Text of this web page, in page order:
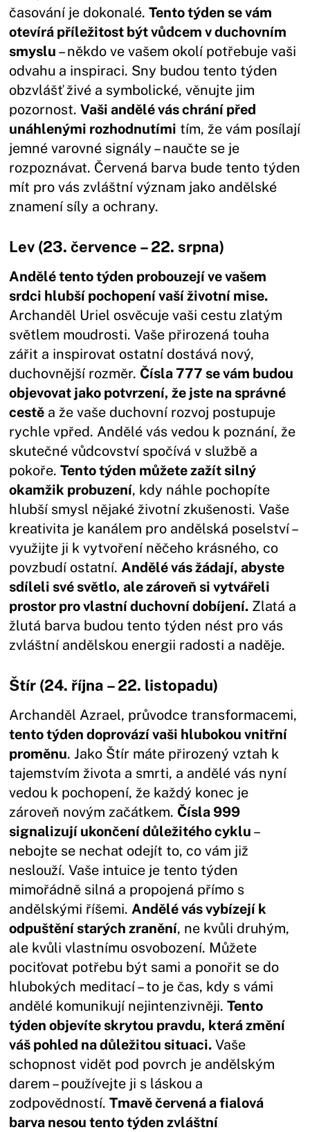
časování je dokonalé.Tento týden se vám
otevírá příležitost být vůdcem v duchovním
smyslu – někdo ve vašem okolí potřebuje vaši
odvahu a inspiraci. Sny budou tento týden
obzvlášť živé a symbolické, věnujte jim
pozornost.Vaši andělé vás chrání před
unáhlenými rozhodnutími tím, že vám posílají
jemné varovné signály – naučte se je
rozpoznávat. Červená barva bude tento týden
mít pro vás zvláštní význam jako andělské
znamení síly a ochrany.
Lev (23. července – 22. srpna)
Andělé tento týden probouzejí ve vašem
srdci hlubší pochopení vaší životní mise.
Archanděl Uriel osvěcuje vaši cestu zlatým
světlem moudrosti. Vaše přirozená touha
zářit a inspirovat ostatní dostává nový,
duchovnější rozměr. Čísla 777 se vám budou
objevovat jako potvrzení, že jste na správné
cestě a že vaše duchovní rozvoj postupuje
rychle vpřed. Andělé vás vedou k poznání, že
skutečné vůdcovství spočívá v službě a
pokoře.Tento týden můžete zažít silný
okamžik probuzení, kdy náhle pochopíte
hlubší smysl nějaké životní zkušenosti. Vaše
kreativita je kanálem pro andělská poselství –
využijte ji k vytvoření něčeho krásného, co
povzbudí ostatní.Andělé vás žádají, abyste
sdíleli své světlo, ale zároveň si vytvářeli
prostor pro vlastní duchovní dobíjení. Zlatá a
žlutá barva budou tento týden nést pro vás
zvláštní andělskou energii radosti a naděje.
Štír (24. října – 22. listopadu)
Archanděl Azrael, průvodce transformacemi,
tento týden doprovází vaši hlubokou vnitřní
proměnu. Jako Štír máte přirozený vztah k
tajemstvím života a smrti, a andělé vás nyní
vedou k pochopení, že každý konec je
zároveň novým začátkem. Čísla 999
signalizují ukončení důležitého cyklu –
nebojte se nechat odejít to, co vám již
neslouží. Vaše intuice je tento týden
mimořádně silná a propojená přímo s
andělskými říšemi.Andělé vás vybízejí k
odpuštění starých zranění, ne kvůli druhým,
ale kvůli vlastnímu osvobození. Můžete
pociťovat potřebu být sami a ponořit se do
hlubokých meditací – to je čas, kdy s vámi
andělé komunikují nejintenzivněji.Tento
týden objevíte skrytou pravdu, která změní
váš pohled na důležitou situaci. Vaše
schopnost vidět pod povrch je andělským
darem – používejte ji s láskou a
zodpovědností.Tmavě červená a fialová
barva nesou tento týden zvláštní